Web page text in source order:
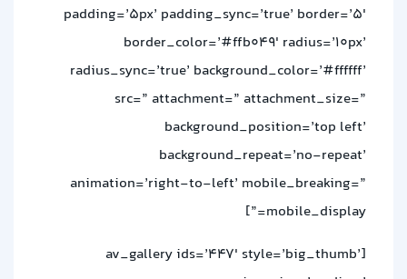
padding=’5px’ padding_sync=’true’ border=’5′
border_color=’#ffb049′ radius=’10px’
radius_sync=’true’ background_color=’#ffffff’
src=” attachment=” attachment_size=”
background_position=’top left’
background_repeat=’no-repeat’
animation=’right-to-left’ mobile_breaking=”
mobile_display=”]
[av_gallery ids=’447′ style=’big_thumb’